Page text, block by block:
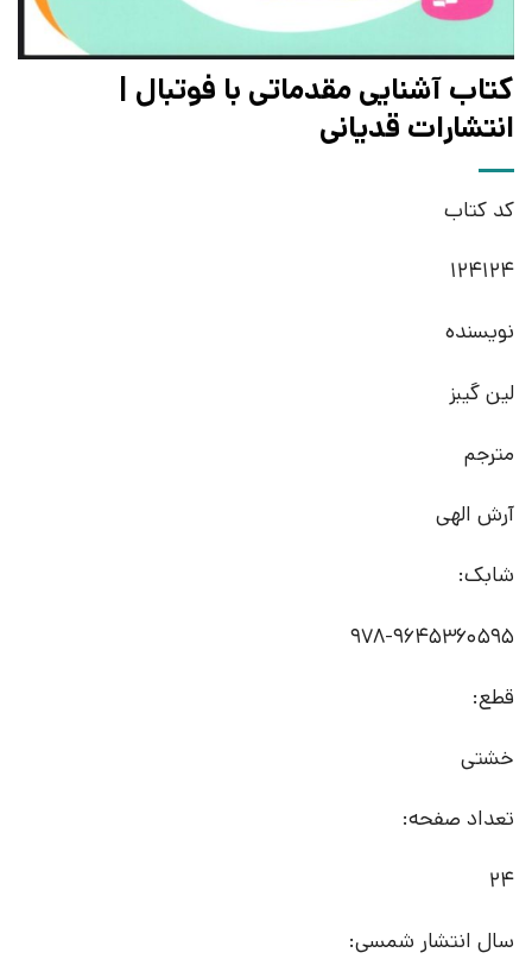
کتاب آشنایی مقدماتی با فوتبال |
انتشارات قدیانی
کد کتاب
124124
نویسنده
لین گیبز
مترجم
آرش الهی
شابک:
978-9645360595
قطع:
خشتی
تعداد صفحه:
24
سال انتشار شمسی: